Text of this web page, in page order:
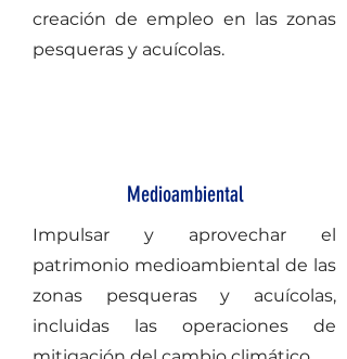
creación de empleo en las zonas
pesqueras y acuícolas.
Medioambiental
Impulsar y aprovechar el
patrimonio medioambiental de las
zonas pesqueras y acuícolas,
incluidas las operaciones de